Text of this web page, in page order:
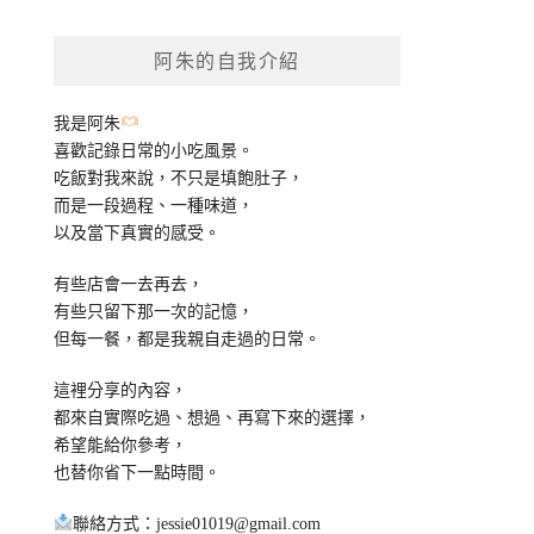
阿朱的自我介紹
我是阿朱
喜歡記錄日常的小吃風景。
吃飯對我來說，不只是填飽肚子，
而是一段過程、一種味道，
以及當下真實的感受。
有些店會一去再去，
有些只留下那一次的記憶，
但每一餐，都是我親自走過的日常。
這裡分享的內容，
都來自實際吃過、想過、再寫下來的選擇，
希望能給你參考，
也替你省下一點時間。
聯絡方式：jessie01019@gmail.com